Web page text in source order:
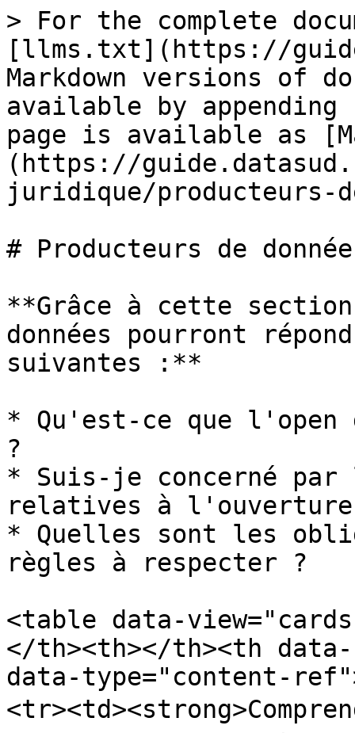
> For the complete
[llms.txt](https://
Markdown versions of
available by
page is available as
(https://
juridique/producteurs-
# Producteurs de
**Grâce à cette
données pourront
suivantes :**
* Qu'est-ce que
?
* Suis-je concerné
relatives à l'ouverture
* Quelles sont les
règles à respecter ?
<table data-
</th><th></th><th
data-type="content-